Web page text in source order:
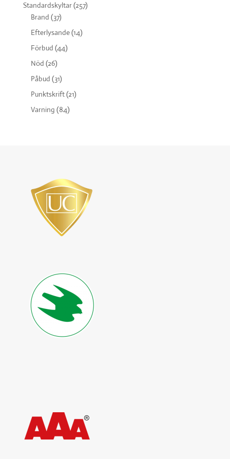
Standardskyltar(257)
Brand (37)
Efterlysande(14)
Förbud (44)
Nöd (26)
Påbud (31)
Punktskrift(21)
Varning (84)